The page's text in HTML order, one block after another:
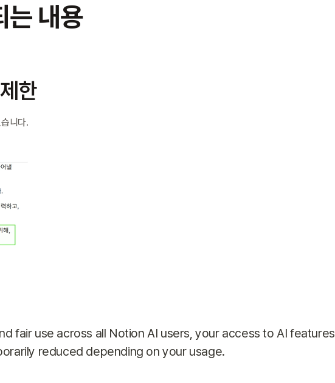
는 내용
한
니다.
fair use across all Notion AI users, your access to AI features
reduced depending on your usage.